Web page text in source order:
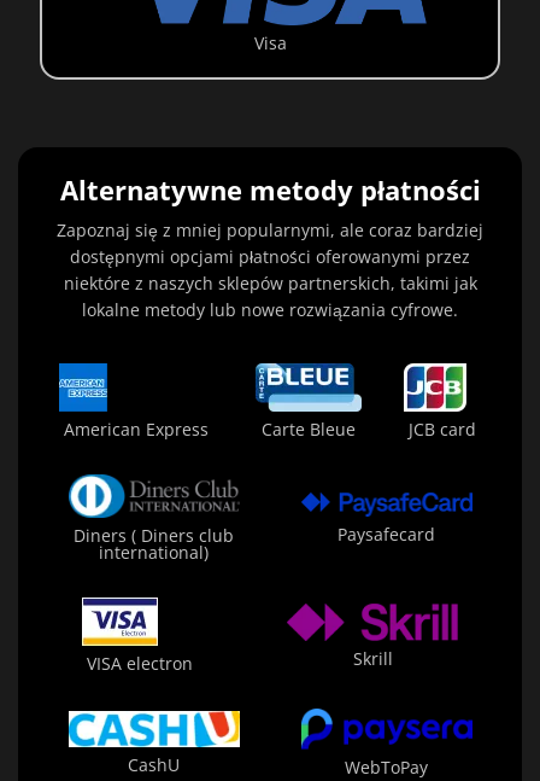
Visa
Alternatywne metody płatności
Zapoznaj się z mniej popularnymi, ale coraz bardziej
dostępnymi opcjami płatności oferowanymi przez
niektóre z naszych sklepów partnerskich, takimi jak
lokalne metody lub nowe rozwiązania cyfrowe.
American Express Carte Bleue JCB card
Diners ( Diners club
international)
Paysafecard
VISA electron Skrill
CashU WebToPay